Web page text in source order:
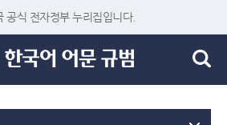
공식 전자정부 누리집입니다.